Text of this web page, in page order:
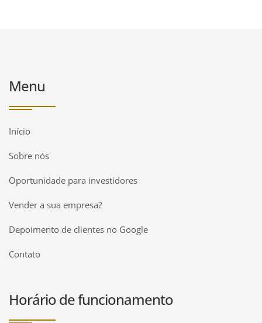
Menu
Início
Sobre nós
Oportunidade para investidores
Vender a sua empresa?
Depoimento de clientes no Google
Contato
Horário de funcionamento